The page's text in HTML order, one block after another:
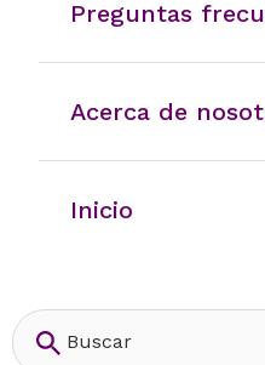
Preguntas
Acerca de
Inicio
BuscarBuscar